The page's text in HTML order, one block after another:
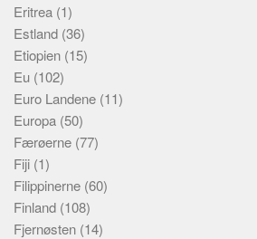
Eritrea (1)
Estland (36)
Etiopien (15)
Eu (102)
Euro Landene (11)
Europa (50)
Færøerne (77)
Fiji (1)
Filippinerne (60)
Finland (108)
Fjernøsten (14)